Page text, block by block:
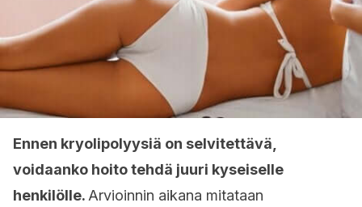
Ennen kryolipolyysiä on selvitettävä,
voidaanko hoito tehdä juuri kyseiselle
henkilölle. Arvioinnin aikana mitataan